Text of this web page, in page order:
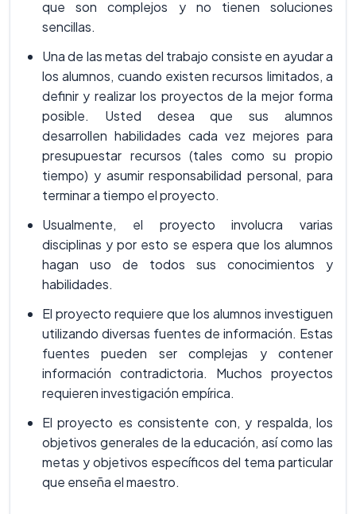
que son complejos y no tienen soluciones
sencillas.
Una de las metas del trabajo consiste en ayudar a
los alumnos, cuando existen recursos limitados, a
definir y realizar los proyectos de la mejor forma
posible. Usted desea que sus alumnos
desarrollen habilidades cada vez mejores para
presupuestar recursos (tales como su propio
tiempo) y asumir responsabilidad personal, para
terminar a tiempo el proyecto.
Usualmente, el proyecto involucra varias
disciplinas y por esto se espera que los alumnos
hagan uso de todos sus conocimientos y
habilidades.
El proyecto requiere que los alumnos investiguen
utilizando diversas fuentes de información. Estas
fuentes pueden ser complejas y contener
información contradictoria. Muchos proyectos
requieren investigación empírica.
El proyecto es consistente con, y respalda, los
objetivos generales de la educación, así como las
metas y objetivos específicos del tema particular
que enseña el maestro.